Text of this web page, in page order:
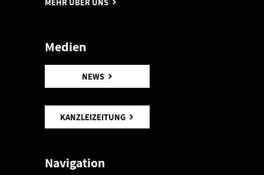
Medien
NEWS
KANZLEIZEITUNG
Navigation